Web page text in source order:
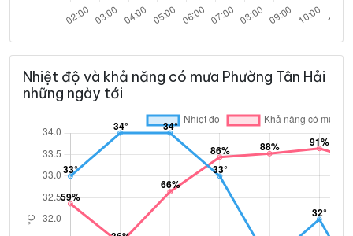
Nhiệt độ và khả năng có mưa Phường Tân Hải
những ngày tới